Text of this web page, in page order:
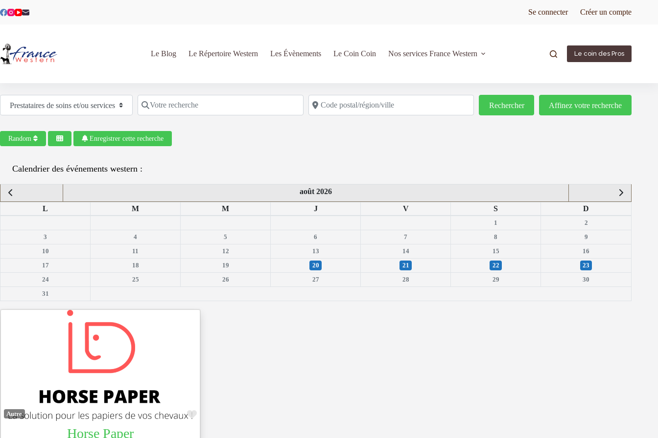
au
Se connecter Créer un compte
Le Blog Le Répertoire Western Les Évènements Le Coin Coin Nos services France Western Le coin des Pros
Sélectionnez le type de recherche Votre recherche Code postal/région/ville
RechercherRechercherAffinez votre recherche
Random Enregistrer cette recherche
Calendrier des événements western :
août 2026
L M M J V S D
1
2
3
4 5 6 7 8
9
10
11 12 13 14 15
16
17
18 19 20 21 22
23
24
25 26 27 28 29
30
31
Autre Favoris
Horse Paper